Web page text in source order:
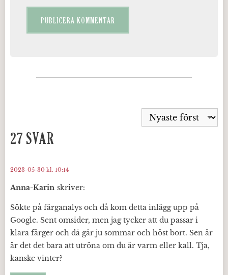
27 SVAR
Anna-Karin skriver:
2023-05-30 kl. 10:14
Sökte på färganalys och då kom detta inlägg upp på
Google. Sent omsider, men jag tycker att du passar i
klara färger och då går ju sommar och höst bort. Sen är
är det det bara att utröna om du är varm eller kall. Tja,
kanske vinter?